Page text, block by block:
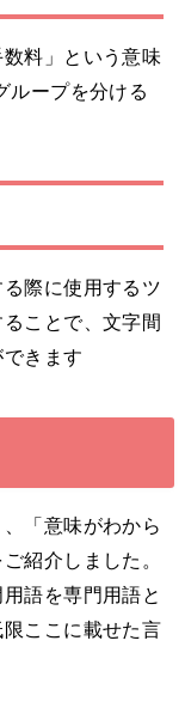
料」という意味
ループを分ける
際に使用するツ
ことで、文字間
きます
「意味がわから
紹介しました。
語を専門用語と
ここに載せた言